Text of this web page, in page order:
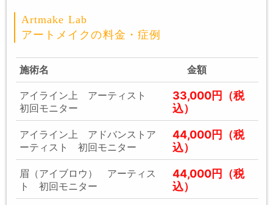
Artmake Lab
アートメイクの料金・症例
施術名 金額
アイライン上 アーティスト
初回モニター
33,000円（税
込）
アイライン上 アドバンストア
ーティスト 初回モニター
44,000円（税
込）
眉（アイブロウ） アーティス
ト 初回モニター
44,000円（税
込）